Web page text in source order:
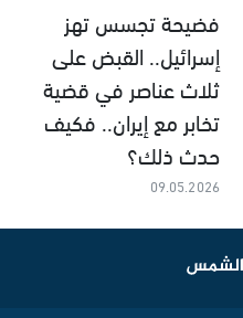
فضيحة تجسس تهز
إسرائيل.. القبض على
ثلاث عناصر في قضية
تخابر مع إيران.. فكيف
حدث ذلك؟
09.05.2026